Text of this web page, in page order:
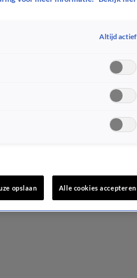
Altijd actief
opslaan Alle cookies accepteren